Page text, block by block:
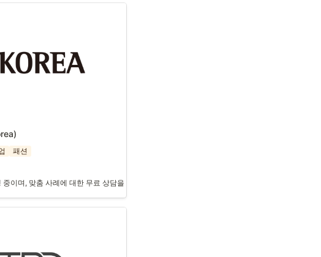
할 수 있도록 지원하는 노션 기반 ERP 시스템을 구축하는 것을 목표로 합니다. 기존의 비효
패션
이며, 맞춤 사례에 대한 무료 상담을 신청할 수 있습니다. 상담 예약은 링크를 통해 가능하며, 문